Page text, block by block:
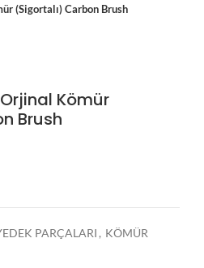
(Sigortalı) Carbon Brush
Kömür
Brush
PARÇALARI , KÖMÜR